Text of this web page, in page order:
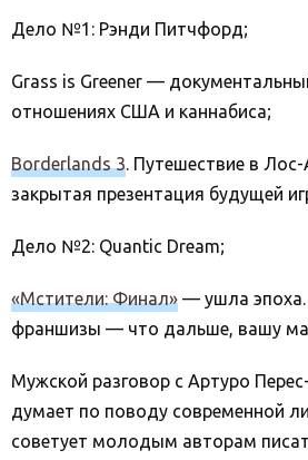
Дело №1: Рэнди Питчфорд;
Grass is Greener —
отношениях США и каннабиса;
Borderlands 3. Путешествие в
закрытая презентация будущей
Дело №2: Quantic Dream;
«Мстители: Финал» — ушла эпоха.
франшизы — что дальше, вашу
Мужской разговор с Артуро
думает по поводу современной
советует молодым авторам